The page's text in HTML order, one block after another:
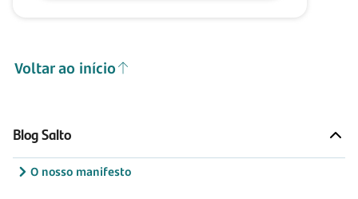
Voltar ao início
Blog Salto
O nosso manifesto